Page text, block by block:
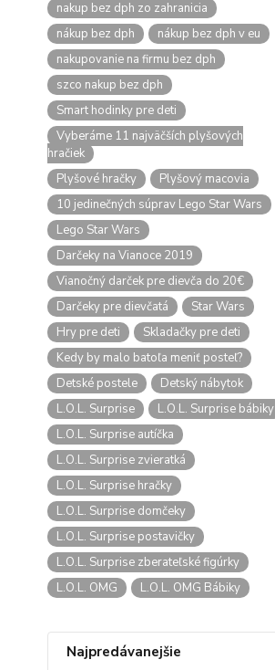
nakup bez dph zo zahranicia
nákup bez dph
nákup bez dph v eu
nakupovanie na firmu bez dph
szco nakup bez dph
Smart hodinky pre deti
Vyberáme 11 najväčších plyšových
hračiek
Plyšové hračky
Plyšový macovia
10 jedinečných súprav Lego Star Wars
Lego Star Wars
Darčeky na Vianoce 2019
Vianočný darček pre dievča do 20€
Darčeky pre dievčatá
Star Wars
Hry pre deti
Skladačky pre deti
Kedy by malo batoľa meniť posteľ?
Detské postele
Detský nábytok
L.O.L. Surprise
L.O.L. Surprise bábiky
L.O.L. Surprise autíčka
L.O.L. Surprise zvieratká
L.O.L. Surprise hračky
L.O.L. Surprise domčeky
L.O.L. Surprise postavičky
L.O.L. Surprise zberateľské figúrky
L.O.L. OMG
L.O.L. OMG Bábiky
Najpredávanejšie